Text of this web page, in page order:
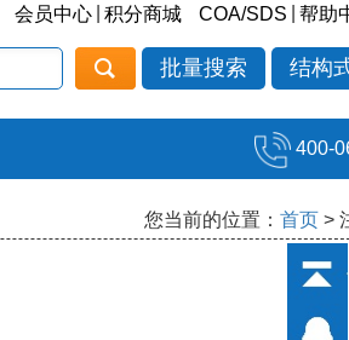
会员中心 积分商城 COA/SDS 帮助
批量搜索 结构
400-
您当前的位置： 首页 >